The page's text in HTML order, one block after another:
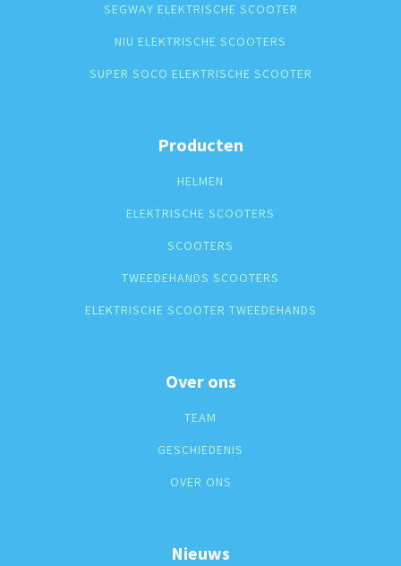
SEGWAY ELEKTRISCHE SCOOTER
NIU ELEKTRISCHE SCOOTERS
SUPER SOCO ELEKTRISCHE SCOOTER
Producten
HELMEN
ELEKTRISCHE SCOOTERS
SCOOTERS
TWEEDEHANDS SCOOTERS
ELEKTRISCHE SCOOTER TWEEDEHANDS
Over ons
TEAM
GESCHIEDENIS
OVER ONS
Nieuws